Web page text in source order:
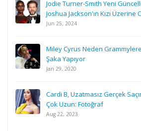
Jodie Turner-Smith Yeni
Joshua Jackson'ın Kızı Üzerine
Jun 25, 2024
Miley Cyrus Neden
Şaka Yapıyor
Jan 29, 2020
Cardi B, Uzatmasız Gerçek
Çok Uzun: Fotoğraf
Aug 22, 2023